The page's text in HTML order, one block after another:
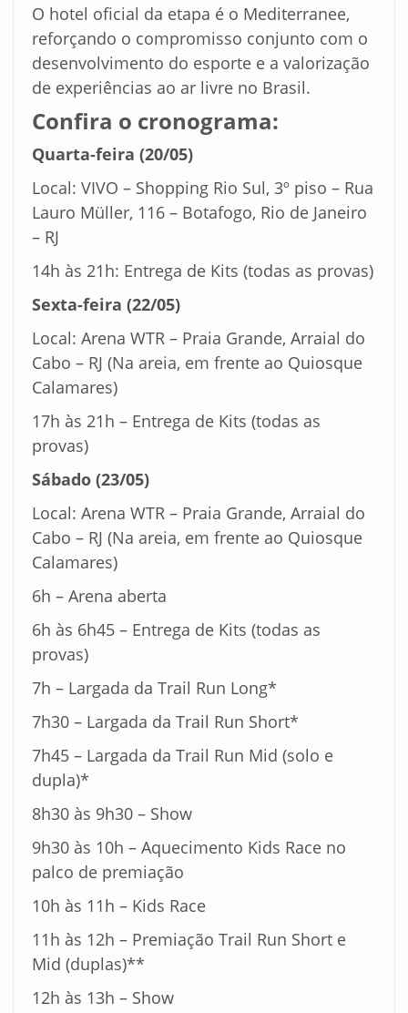
O hotel oficial da etapa é o Mediterranee,
reforçando o compromisso conjunto com o
desenvolvimento do esporte e a valorização
de experiências ao ar livre no Brasil.
Confira o cronograma:
Quarta-feira (20/05)
Local: VIVO – Shopping Rio Sul, 3º piso – Rua
Lauro Müller, 116 – Botafogo, Rio de Janeiro
– RJ
14h às 21h: Entrega de Kits (todas as provas)
Sexta-feira (22/05)
Local: Arena WTR – Praia Grande, Arraial do
Cabo – RJ (Na areia, em frente ao Quiosque
Calamares)
17h às 21h – Entrega de Kits (todas as
provas)
Sábado (23/05)
Local: Arena WTR – Praia Grande, Arraial do
Cabo – RJ (Na areia, em frente ao Quiosque
Calamares)
6h – Arena aberta
6h às 6h45 – Entrega de Kits (todas as
provas)
7h – Largada da Trail Run Long*
7h30 – Largada da Trail Run Short*
7h45 – Largada da Trail Run Mid (solo e
dupla)*
8h30 às 9h30 – Show
9h30 às 10h – Aquecimento Kids Race no
palco de premiação
10h às 11h – Kids Race
11h às 12h – Premiação Trail Run Short e
Mid (duplas)**
12h às 13h – Show